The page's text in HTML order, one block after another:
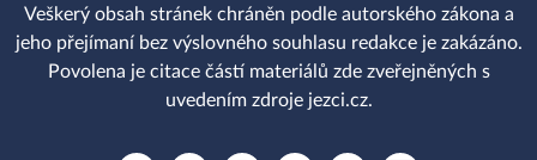
Veškerý obsah stránek chráněn podle autorského zákona a
jeho přejímaní bez výslovného souhlasu redakce je zakázáno.
Povolena je citace částí materiálů zde zveřejněných s
uvedením zdroje jezci.cz.